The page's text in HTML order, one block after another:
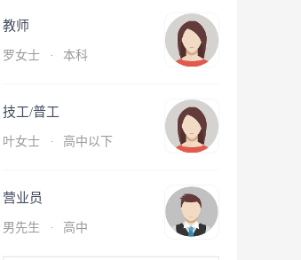
教师
罗女士 · 本科
技工/普工
叶女士 · 高中以下
营业员
男先生 · 高中